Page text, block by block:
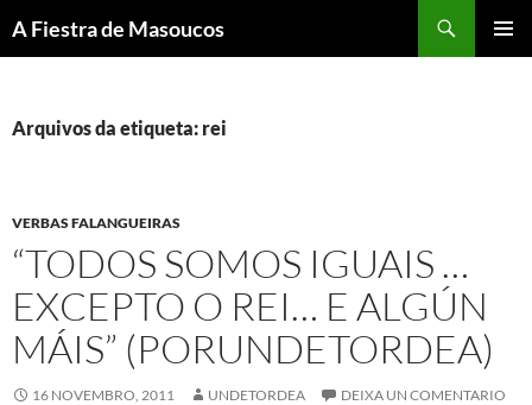
aoA Fiestra de Masoucos
Arquivos da etiqueta: rei
VERBAS FALANGUEIRAS
“TODOS SOMOS IGUAIS …
EXCEPTO O REI… E ALGÚN
MÁIS” (PORUNDETORDEA)
16 NOVEMBRO, 2011 UNDETORDEA DEIXA UN COMENTARIO